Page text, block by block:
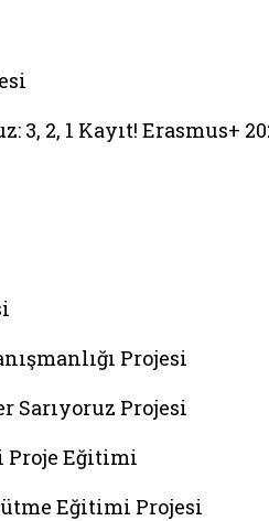
3, 2, 1 Kayıt! Erasmus+
Projesi
Sarıyoruz Projesi
Proje Eğitimi
Eğitimi Projesi